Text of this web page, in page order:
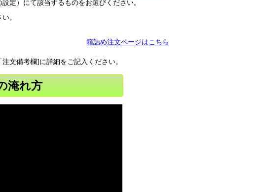
定）にて該当するものをお選びください。
。
箱詰め注文ページはこちら
文備考欄]に詳細をご記入ください。
淹れ方